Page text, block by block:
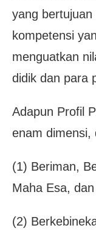
yang
kompetensi
menguatkan
didik dan para
Adapun Profil
enam dimensi,
(1) Beriman,
Maha Esa,
(2)